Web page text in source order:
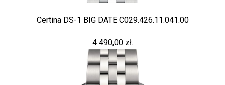
Certina DS-1 BIG DATE C029.426.11.041.00
4 490,00 zł.